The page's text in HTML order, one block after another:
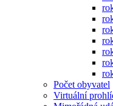
Počet obyvatel
Virtuální